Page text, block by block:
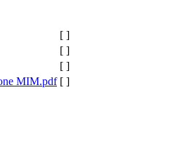
[ ]
[ ]
[ ]
MIM.pdf [ ]